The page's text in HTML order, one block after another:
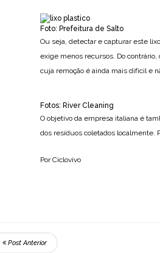
Foto: Prefeitura de Salto
Ou seja, detectar e capturar este
exige menos recursos. Do
cuja remoção é ainda mais difícil e
Fotos: River Cleaning
O objetivo da empresa italiana é
dos resíduos coletados localmente.
Por Ciclovivo
Post Anterior